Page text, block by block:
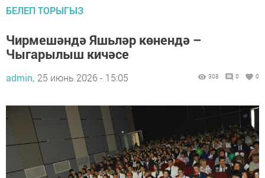
БЕЛЕП ТОРЫГЫЗ
Чирмешәндә Яшьләр көнендә –
Чыгарылыш кичәсе
admin, 25 июнь 2026 - 15:05 308 0 0